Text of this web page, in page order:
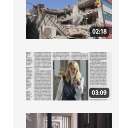
02:18
03:09